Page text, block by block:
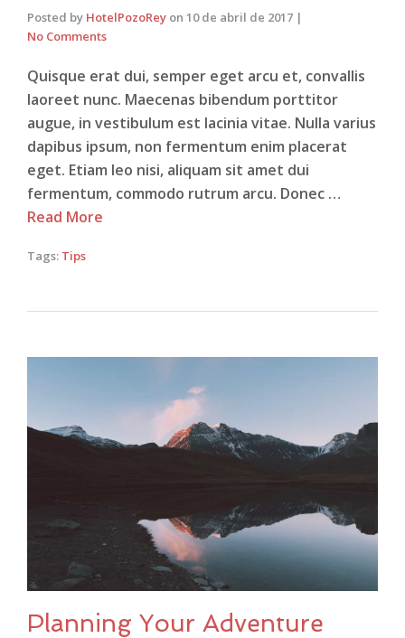
Posted by HotelPozoRey on 10 de abril de 2017 |
No Comments
Quisque erat dui, semper eget arcu et, convallis
laoreet nunc. Maecenas bibendum porttitor
augue, in vestibulum est lacinia vitae. Nulla varius
dapibus ipsum, non fermentum enim placerat
eget. Etiam leo nisi, aliquam sit amet dui
fermentum, commodo rutrum arcu. Donec …
Read More
Tags: Tips
Planning Your Adventure